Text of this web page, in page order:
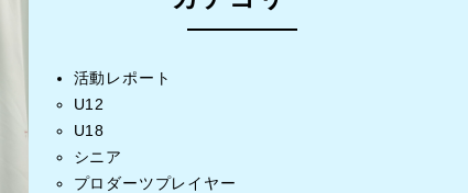
活動レポート
U12
U18
シニア
プロダーツプレイヤー